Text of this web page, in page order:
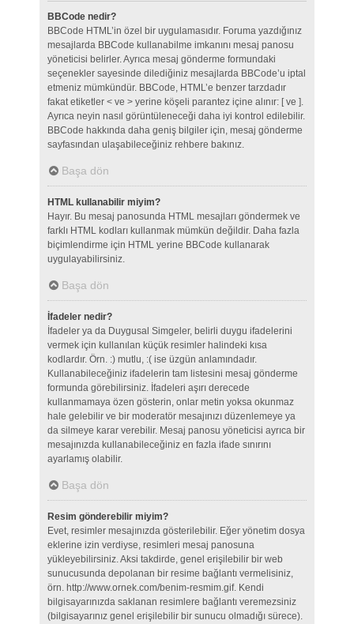
BBCode nedir?
BBCode HTML’in özel bir uygulamasıdır. Foruma yazdığınız
mesajlarda BBCode kullanabilme imkanını mesaj panosu
yöneticisi belirler. Ayrıca mesaj gönderme formundaki
seçenekler sayesinde dilediğiniz mesajlarda BBCode’u iptal
etmeniz mümkündür. BBCode, HTML’e benzer tarzdadır
fakat etiketler < ve > yerine köşeli parantez içine alınır: [ ve ].
Ayrıca neyin nasıl görüntüleneceği daha iyi kontrol edilebilir.
BBCode hakkında daha geniş bilgiler için, mesaj gönderme
sayfasından ulaşabileceğiniz rehbere bakınız.
Başa dön
HTML kullanabilir miyim?
Hayır. Bu mesaj panosunda HTML mesajları göndermek ve
farklı HTML kodları kullanmak mümkün değildir. Daha fazla
biçimlendirme için HTML yerine BBCode kullanarak
uygulayabilirsiniz.
Başa dön
İfadeler nedir?
İfadeler ya da Duygusal Simgeler, belirli duygu ifadelerini
vermek için kullanılan küçük resimler halindeki kısa
kodlardır. Örn. :) mutlu, :( ise üzgün anlamındadır.
Kullanabileceğiniz ifadelerin tam listesini mesaj gönderme
formunda görebilirsiniz. İfadeleri aşırı derecede
kullanmamaya özen gösterin, onlar metin yoksa okunmaz
hale gelebilir ve bir moderatör mesajınızı düzenlemeye ya
da silmeye karar verebilir. Mesaj panosu yöneticisi ayrıca bir
mesajınızda kullanabileceğiniz en fazla ifade sınırını
ayarlamış olabilir.
Başa dön
Resim gönderebilir miyim?
Evet, resimler mesajınızda gösterilebilir. Eğer yönetim dosya
eklerine izin verdiyse, resimleri mesaj panosuna
yükleyebilirsiniz. Aksi takdirde, genel erişilebilir bir web
sunucusunda depolanan bir resime bağlantı vermelisiniz,
örn. http://www.ornek.com/benim-resmim.gif. Kendi
bilgisayarınızda saklanan resimlere bağlantı veremezsiniz
(bilgisayarınız genel erişilebilir bir sunucu olmadığı sürece).